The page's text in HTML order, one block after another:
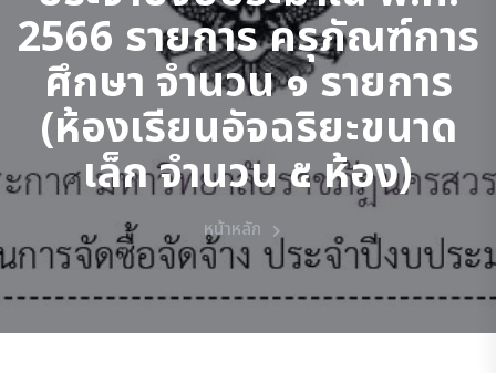
2566 รายการ ครุภัณฑ์การ
ศึกษา จำนวน ๑ รายการ
(ห้องเรียนอัจฉริยะขนาด
เล็ก จำนวน ๕ ห้อง)
หน้าหลัก